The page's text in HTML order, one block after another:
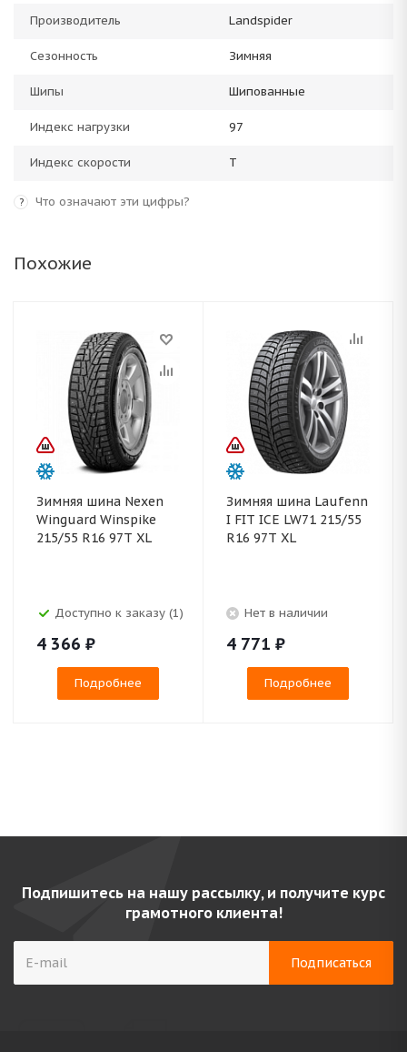
Производитель Landspider
Сезонность Зимняя
Шипы Шипованные
Индекс нагрузки 97
Индекс скорости T
? Что означают эти цифры?
Похожие
Зимняя шина Nexen
Winguard Winspike
215/55 R16 97T XL
Доступно к заказу (1)
4 366 ₽
Подробнее
Зимняя шина Laufenn
I FIT ICE LW71 215/55
R16 97T XL
Нет в наличии
4 771 ₽
Подробнее
Подпишитесь на нашу рассылку, и получите курс
грамотного клиента!